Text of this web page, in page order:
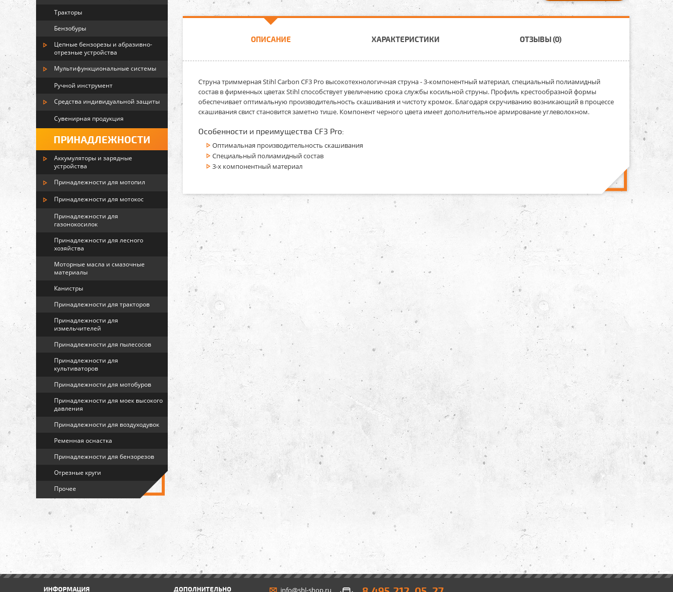
Тракторы
Бензобуры
Цепные бензорезы и абразивно-
отрезные устройства
Мультифункциональные системы
Ручной инструмент
Средства индивидуальной защиты
Сувенирная продукция
ПРИНАДЛЕЖНОСТИ
Аккумуляторы и зарядные
устройства
Принадлежности для мотопил
Принадлежности для мотокос
Принадлежности для
газонокосилок
Принадлежности для лесного
хозяйства
Моторные масла и смазочные
материалы
Канистры
Принадлежности для тракторов
Принадлежности для
измельчителей
Принадлежности для пылесосов
Принадлежности для
культиваторов
Принадлежности для мотобуров
Принадлежности для моек высокого
давления
Принадлежности для воздуходувок
Ременная оснастка
Принадлежности для бензорезов
Отрезные круги
Прочее
ОПИСАНИЕ ХАРАКТЕРИСТИКИ ОТЗЫВЫ (0)
Cтруна триммерная Stihl Carbon CF3 Pro высокотехнологичная струна - 3-компонентный материал, специальный полиамидный
состав в фирменных цветах Stihl способствует увеличению срока службы косильной струны. Профиль крестообразной формы
обеспечивает оптимальную производительность скашивания и чистоту кромок. Благодаря скручиванию возникающий в процессе
скашивания свист становится заметно тише. Компонент черного цвета имеет дополнительное армирование углеволокном.
Особенности и преимущества CF3 Pro:
Оптимальная производительность скашивания
Специальный полиамидный состав
3-х компонентный материал
ИНФОРМАЦИЯ ДОПОЛНИТЕЛЬНО info@shl-shop.ru